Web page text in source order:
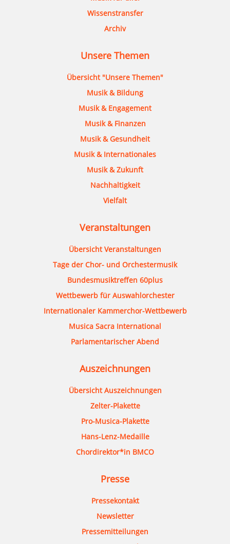
Wissenstransfer
Archiv
Unsere Themen
Übersicht "Unsere Themen"
Musik & Bildung
Musik & Engagement
Musik & Finanzen
Musik & Gesundheit
Musik & Internationales
Musik & Zukunft
Nachhaltigkeit
Vielfalt
Veranstaltungen
Übersicht Veranstaltungen
Tage der Chor- und Orchestermusik
Bundesmusiktreffen 60plus
Wettbewerb für Auswahlorchester
Internationaler Kammerchor-Wettbewerb
Musica Sacra International
Parlamentarischer Abend
Auszeichnungen
Übersicht Auszeichnungen
Zelter-Plakette
Pro-Musica-Plakette
Hans-Lenz-Medaille
Chordirektor*in BMCO
Presse
Pressekontakt
Newsletter
Pressemitteilungen